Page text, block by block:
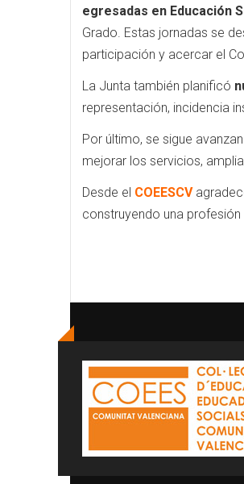
egresadas en Educación
Grado. Estas jornadas se
participación y acercar el
La Junta también planificó
representación, incidencia
Por último, se sigue
mejorar los servicios,
Desde el COEESCV
construyendo una